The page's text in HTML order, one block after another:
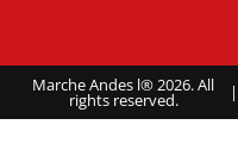
Marche Andes l® 2026. All
rights reserved. |